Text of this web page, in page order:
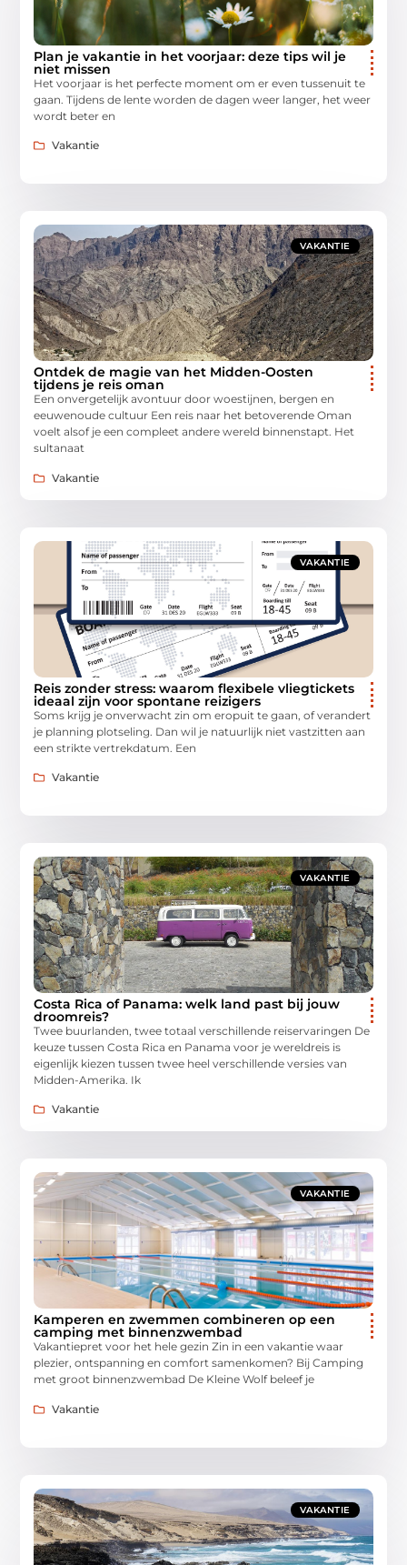
Plan je vakantie in het voorjaar: deze tips wil je
niet missen
Het voorjaar is het perfecte moment om er even tussenuit te
gaan. Tijdens de lente worden de dagen weer langer, het weer
wordt beter en
Vakantie
VAKANTIE
Ontdek de magie van het Midden-Oosten
tijdens je reis oman
Een onvergetelijk avontuur door woestijnen, bergen en
eeuwenoude cultuur Een reis naar het betoverende Oman
voelt alsof je een compleet andere wereld binnenstapt. Het
sultanaat
Vakantie
VAKANTIE
Reis zonder stress: waarom flexibele vliegtickets
ideaal zijn voor spontane reizigers
Soms krijg je onverwacht zin om eropuit te gaan, of verandert
je planning plotseling. Dan wil je natuurlijk niet vastzitten aan
een strikte vertrekdatum. Een
Vakantie
VAKANTIE
Costa Rica of Panama: welk land past bij jouw
droomreis?
Twee buurlanden, twee totaal verschillende reiservaringen De
keuze tussen Costa Rica en Panama voor je wereldreis is
eigenlijk kiezen tussen twee heel verschillende versies van
Midden-Amerika. Ik
Vakantie
VAKANTIE
Kamperen en zwemmen combineren op een
camping met binnenzwembad
Vakantiepret voor het hele gezin Zin in een vakantie waar
plezier, ontspanning en comfort samenkomen? Bij Camping
met groot binnenzwembad De Kleine Wolf beleef je
Vakantie
VAKANTIE